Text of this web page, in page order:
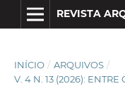
REVISTA
INÍCIO / ARQUIVOS /
V. 4 N. 13 (2026): ENTRE